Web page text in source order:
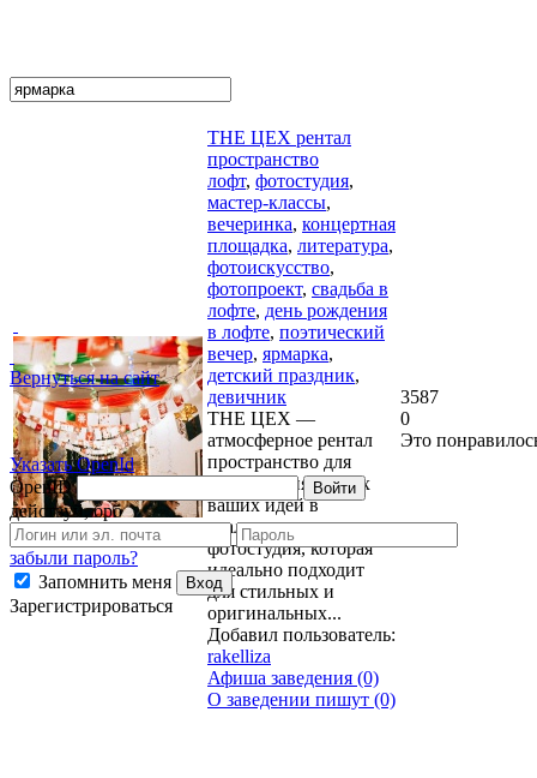
Вернуться на сайт
Указать OpenId
OpenID
Войти
действуй, бро
забыли пароль?
Запомнить меня
Вход
Зарегистрироваться
THE ЦЕХ рентал
пространство
лофт, фотостудия,
мастер-классы,
вечеринка, концертная
площадка, литература,
фотоискусство,
фотопроект, свадьба в
лофте, день рождения
в лофте, поэтический
вечер, ярмарка,
детский праздник,
девичник
THE ЦЕХ —
атмосферное рентал
пространство для
воплощения любых
ваших идей в
реальность —
фотостудия, которая
идеально подходит
для стильных и
оригинальных...
Добавил пользователь:
rakelliza
Афиша заведения (0)
О заведении пишут (0)
3587
0
Это